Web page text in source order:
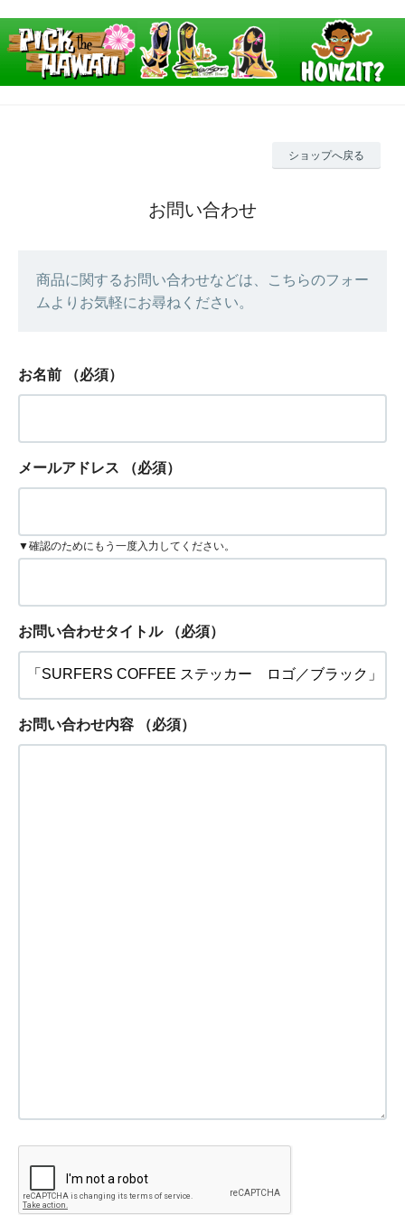
ショップへ戻る
お問い合わせ
商品に関するお問い合わせなどは、こちらのフォー
ムよりお気軽にお尋ねください。
お名前 （必須）
メールアドレス （必須）
▼確認のためにもう一度入力してください。
お問い合わせタイトル （必須）
お問い合わせ内容 （必須）